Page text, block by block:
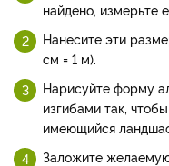
найдено, измерьте
Нанесите эти
см = 1 м).
Нарисуйте форму
изгибами так,
имеющийся
Заложите